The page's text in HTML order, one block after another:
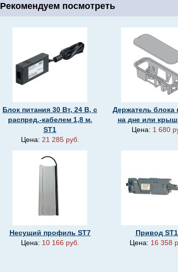
Рекомендуем посмотреть
Блок питания 30 Вт, 24 В, с
распред.-кабелем 1,8 м.
ST1
Цена: 21 285 руб.
Держатель блока
на дне или
Цена: 1 680
Несущий профиль ST7
Цена: 10 166 руб.
Привод
Цена: 16 358